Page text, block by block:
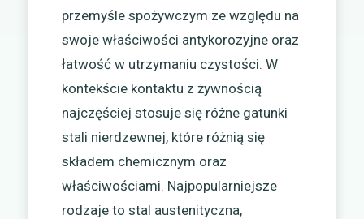
przemyśle spożywczym ze względu na
swoje właściwości antykorozyjne oraz
łatwość w utrzymaniu czystości. W
kontekście kontaktu z żywnością
najczęściej stosuje się różne gatunki
stali nierdzewnej, które różnią się
składem chemicznym oraz
właściwościami. Najpopularniejsze
rodzaje to stal austenityczna,